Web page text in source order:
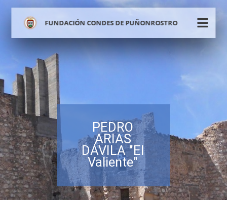
FUNDACIÓN CONDES DE PUÑONROSTRO
PEDRO
ARIAS
DÁVILA "El
Valiente"